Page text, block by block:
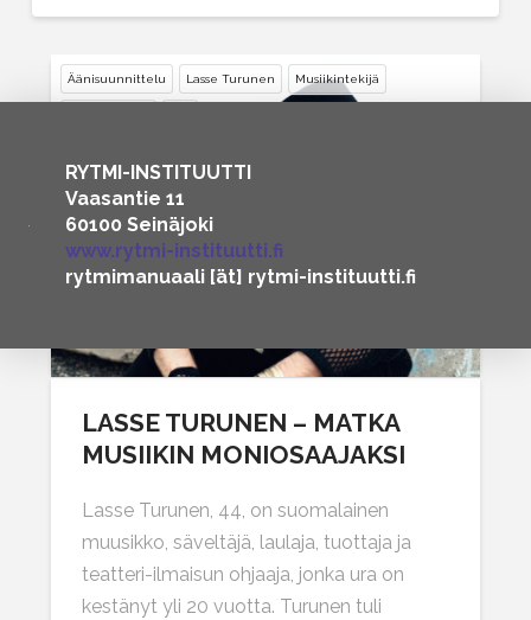
LASSE TURUNEN – MATKA
MUSIIKIN MONIOSAAJAKSI
Lasse Turunen, 44, on suomalainen
muusikko, säveltäjä, laulaja, tuottaja ja
teatteri-ilmaisun ohjaaja, jonka ura on
kestänyt yli 20 vuotta. Turunen tuli
Äänisuunnittelu Lasse Turunen Musiikintekijä
RYTMI-INSTITUUTTI
Vaasantie 11
60100 Seinäjoki
www.rytmi-instituutti.fi
rytmimanuaali [ät] rytmi-instituutti.fi